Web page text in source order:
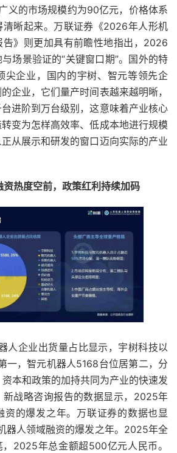
义的市场规模约为90亿元，价格体系
清晰起来。万联证券《2026年人形机
告》则更加具有前瞻性地指出，2026
场景验证的“关键窗口期”。国外的特
尖企业，国内的宇树、智元等领先企
企业，它们量产时间表越来越明晰，
进阶到万台级别，这意味着产业核心
变为怎样高效率、低成本地进行规模
从展示和研发的窗口迈向实际的产业
资热度空前，政策红利持续加码
人企业出货量占比显示，宇树科技以
一，智元机器人5168台位居第二，分
本和政策的加持共同为产业的快速发
新战略咨询报告的数据显示，2025年
资的爆发之年。万联证券的数据也显
器人领域融资的爆发之年。2025年全
2025年总金额超500亿元人民币。